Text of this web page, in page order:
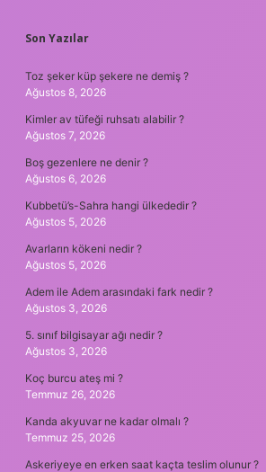
SIDEBAR
Son Yazılar
Toz şeker küp şekere ne demiş ?
Ağustos 8, 2026
Kimler av tüfeği ruhsatı alabilir ?
Ağustos 7, 2026
Boş gezenlere ne denir ?
Ağustos 6, 2026
Kubbetü’s-Sahra hangi ülkededir ?
Ağustos 5, 2026
Avarların kökeni nedir ?
Ağustos 5, 2026
Adem ile Adem arasındaki fark nedir ?
Ağustos 3, 2026
5. sınıf bilgisayar ağı nedir ?
Ağustos 3, 2026
Koç burcu ateş mi ?
Temmuz 26, 2026
Kanda akyuvar ne kadar olmalı ?
Temmuz 25, 2026
Askeriyeye en erken saat kaçta teslim olunur ?